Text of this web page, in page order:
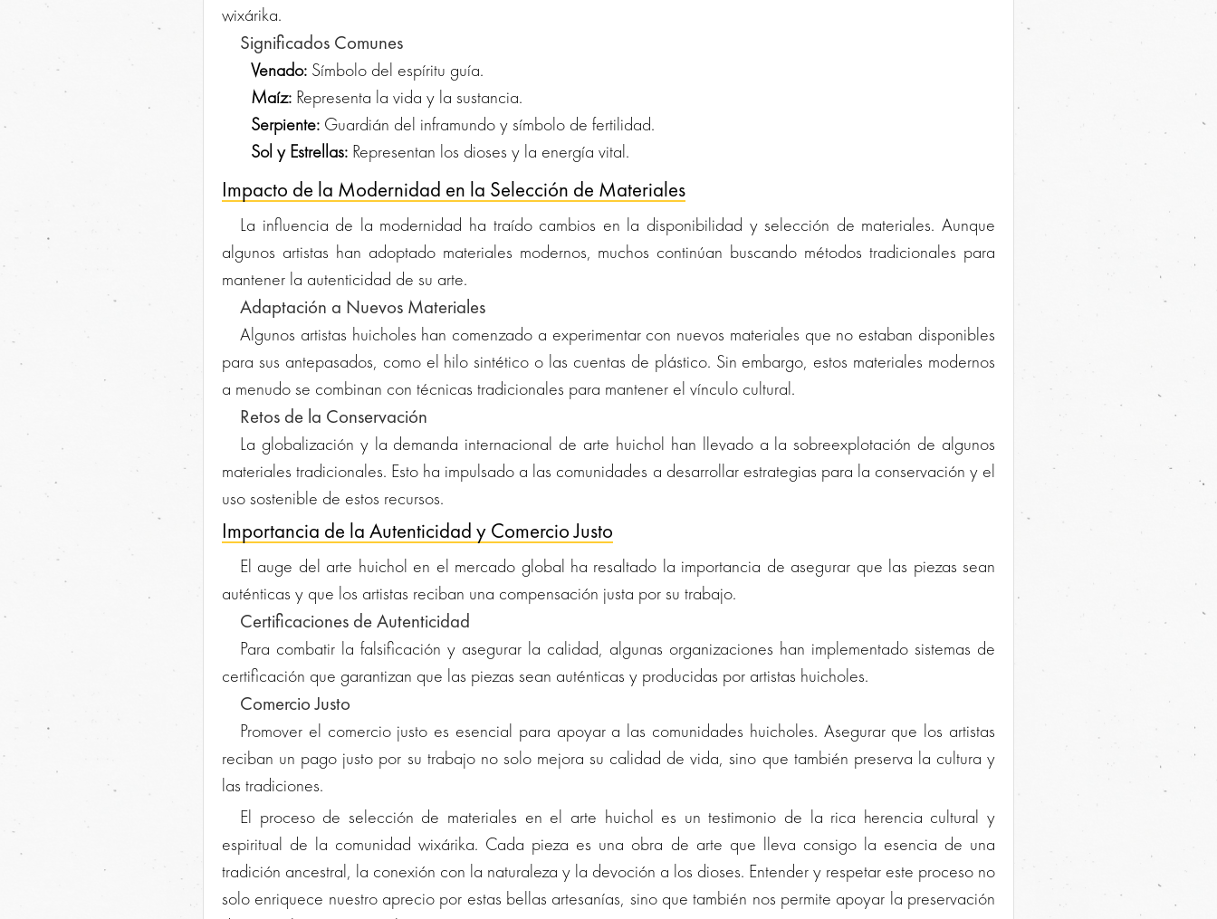
wixárika.
Significados Comunes
Venado: Símbolo del espíritu guía.
Maíz: Representa la vida y la sustancia.
Serpiente: Guardián del inframundo y símbolo de fertilidad.
Sol y Estrellas: Representan los dioses y la energía vital.
Impacto de la Modernidad en la Selección de Materiales
La influencia de la modernidad ha traído cambios en la disponibilidad y selección de materiales. Aunque
algunos artistas han adoptado materiales modernos, muchos continúan buscando métodos tradicionales para
mantener la autenticidad de su arte.
Adaptación a Nuevos Materiales
Algunos artistas huicholes han comenzado a experimentar con nuevos materiales que no estaban disponibles
para sus antepasados, como el hilo sintético o las cuentas de plástico. Sin embargo, estos materiales modernos
a menudo se combinan con técnicas tradicionales para mantener el vínculo cultural.
Retos de la Conservación
La globalización y la demanda internacional de arte huichol han llevado a la sobreexplotación de algunos
materiales tradicionales. Esto ha impulsado a las comunidades a desarrollar estrategias para la conservación y el
uso sostenible de estos recursos.
Importancia de la Autenticidad y Comercio Justo
El auge del arte huichol en el mercado global ha resaltado la importancia de asegurar que las piezas sean
auténticas y que los artistas reciban una compensación justa por su trabajo.
Certificaciones de Autenticidad
Para combatir la falsificación y asegurar la calidad, algunas organizaciones han implementado sistemas de
certificación que garantizan que las piezas sean auténticas y producidas por artistas huicholes.
Comercio Justo
Promover el comercio justo es esencial para apoyar a las comunidades huicholes. Asegurar que los artistas
reciban un pago justo por su trabajo no solo mejora su calidad de vida, sino que también preserva la cultura y
las tradiciones.
El proceso de selección de materiales en el arte huichol es un testimonio de la rica herencia cultural y
espiritual de la comunidad wixárika. Cada pieza es una obra de arte que lleva consigo la esencia de una
tradición ancestral, la conexión con la naturaleza y la devoción a los dioses. Entender y respetar este proceso no
solo enriquece nuestro aprecio por estas bellas artesanías, sino que también nos permite apoyar la preservación